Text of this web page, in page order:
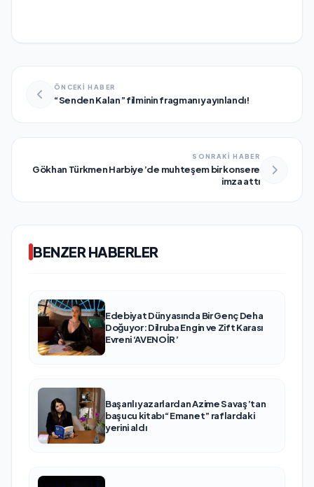
ÖNCEKİ HABER
“Senden Kalan” filminin fragmanı yayınlandı!
SONRAKİ HABER
Gökhan Türkmen Harbiye’de muhteşem bir konsere
imza attı
BENZER HABERLER
Edebiyat Dünyasında Bir Genç Deha
Doğuyor: Dilruba Engin ve Zift Karası
Evreni ‘AVENOİR’
Başarılı yazarlardan Azime Savaş’tan
başucu kitabı “Emanet” raflardaki
yerini aldı